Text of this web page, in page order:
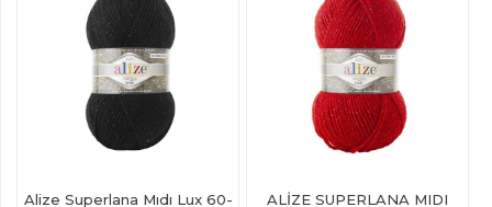
Alize Superlana Mıdı Lux 60-
ALİZE SUPERLANA MIDI